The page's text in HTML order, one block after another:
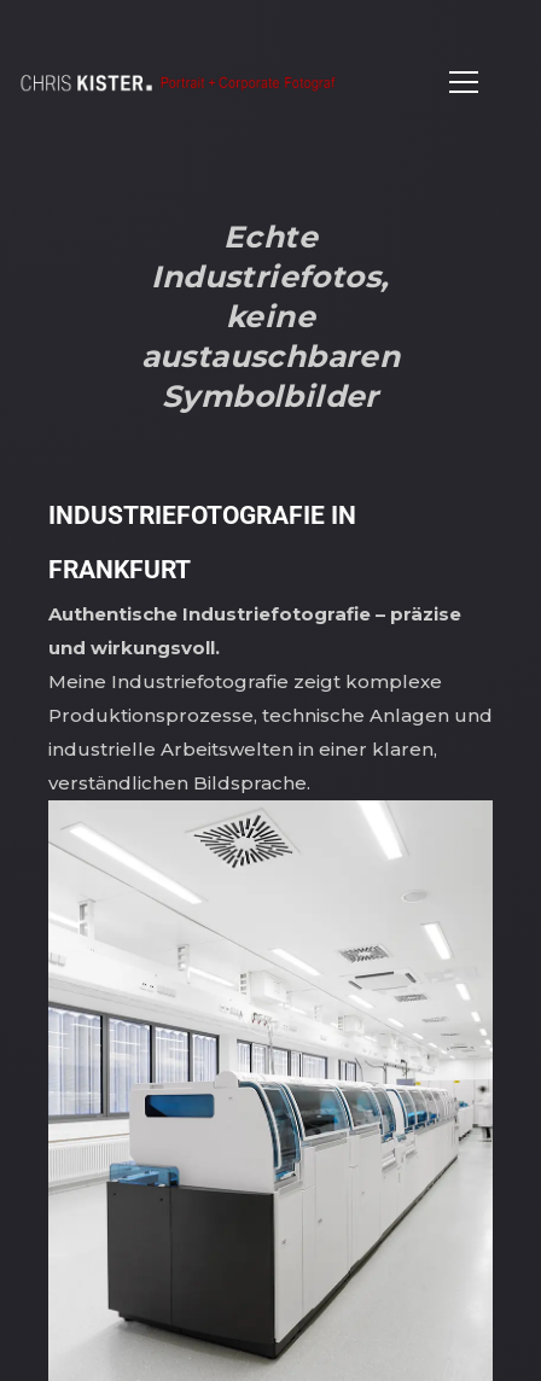
Echte
Industriefotos,
keine
austauschbaren
Symbolbilder
INDUSTRIEFOTOGRAFIE IN
FRANKFURT
Authentische Industriefotografie – präzise
und wirkungsvoll.
Meine Industriefotografie zeigt komplexe
Produktionsprozesse, technische Anlagen und
industrielle Arbeitswelten in einer klaren,
verständlichen Bildsprache.